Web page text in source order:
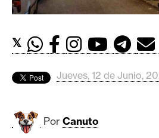
a
o
i
𝕏
Jueves, 12 de Junio,
Por Canuto